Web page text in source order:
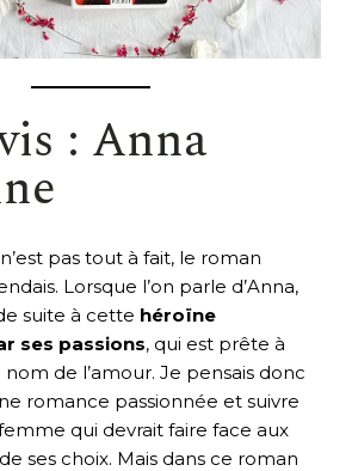
: Anna
pas tout à fait, le roman
Lorsque l’on parle d’Anna,
suite à cette héroïne
ses passions, qui est prête à
de l’amour. Je pensais donc
romance passionnée et suivre
qui devrait faire face aux
ses choix. Mais dans ce roman